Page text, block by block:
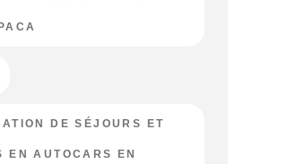
DE SÉJOURS ET
EN AUTOCARS EN